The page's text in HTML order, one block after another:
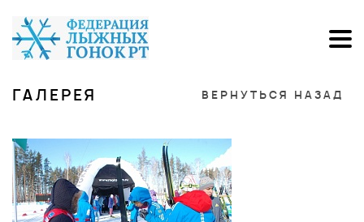
ГАЛЕРЕЯ ВЕРНУТЬСЯ НАЗАД